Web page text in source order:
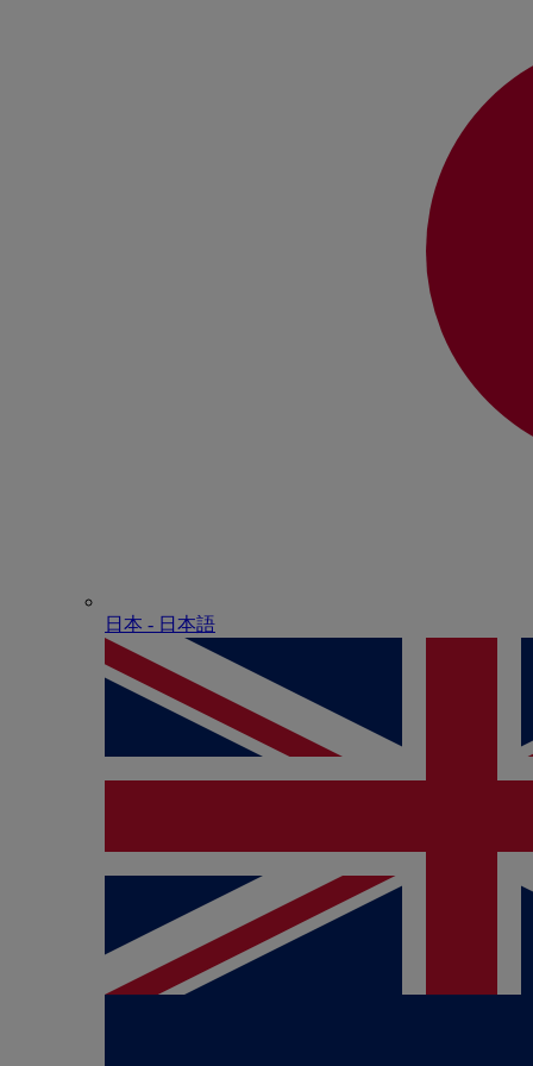
日本 - ⽇本語